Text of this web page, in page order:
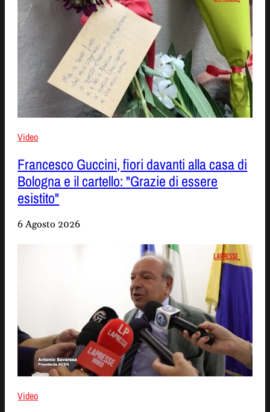
Video
Francesco Guccini, fiori davanti alla casa di
Bologna e il cartello: "Grazie di essere
esistito"
6 Agosto 2026
Video